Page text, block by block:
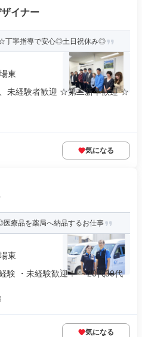
イナー
丁寧指導で安心◎土日祝休み◎
東
未経験者歓迎 ☆第二新卒歓迎 ☆
気になる
療品を薬局へ納品するお仕事
東
験 ・未経験歓迎！ ・20代30代
気になる